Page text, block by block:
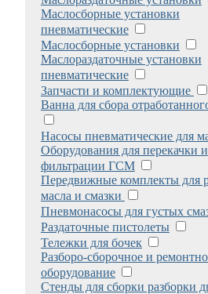
Маслосборные установки
пневматические
Маслосборные установки
Маслораздаточные установки
пневматические
Запчасти и комплектующие
Ванна для сбора
Насосы пневматические для
Оборудования для перекачки и
фильтрации ГСМ
Передвижные комплекты для
масла и смазки
Пневмонасосы для густых
Раздаточные пистолеты
Тележки для бочек
Разборо-сборочное и
оборудование
Стенды для сборки разборки